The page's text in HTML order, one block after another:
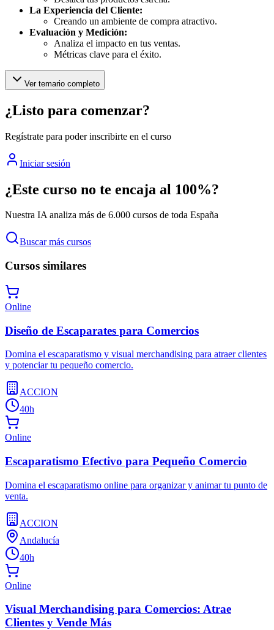
La Experiencia del Cliente:
Creando un ambiente de compra atractivo.
Evaluación y Medición:
Analiza el impacto en tus ventas.
Métricas clave para el éxito.
Ver temario completo
¿Listo para comenzar?
Regístrate para poder inscribirte en el curso
Iniciar sesión
¿Este curso no te encaja al 100%?
Nuestra IA analiza más de 6.000 cursos de toda España
Buscar más cursos
Cursos similares
Online
Diseño de Escaparates para Comercios
Domina el escaparatismo y visual merchandising para atraer clientes
y potenciar tu pequeño comercio.
ACCION
40h
Online
Escaparatismo Efectivo para Pequeño Comercio
Domina el escaparatismo online para organizar y animar tu punto de
venta.
ACCION
Andalucía
40h
Online
Visual Merchandising para Comercios: Atrae
Clientes y Vende Más